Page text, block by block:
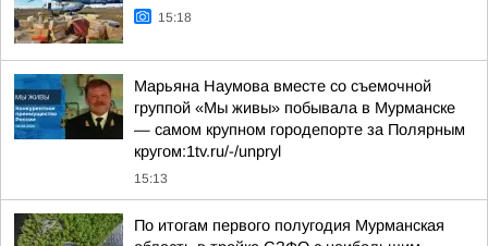
15:18
Марьяна Наумова вместе со съемочной
группой «Мы живы» побывала в Мурманске
— самом крупном городепорте за Полярным
кругом:1tv.ru/-/unpryl
15:13
По итогам первого полугодия Мурманская